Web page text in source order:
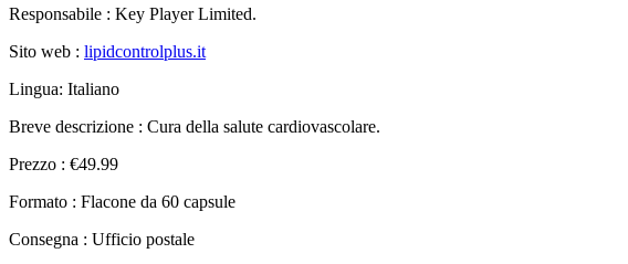
Responsabile : Key Player Limited.
Sito web : lipidcontrolplus.it
Lingua: Italiano
Breve descrizione : Cura della salute cardiovascolare.
Prezzo : €49.99
Formato : Flacone da 60 capsule
Consegna : Ufficio postale